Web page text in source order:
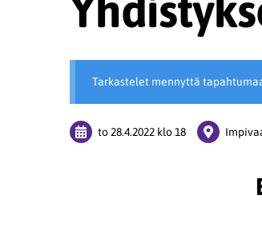
Tarkastelet mennyttä
to 28.4.2022 klo 18